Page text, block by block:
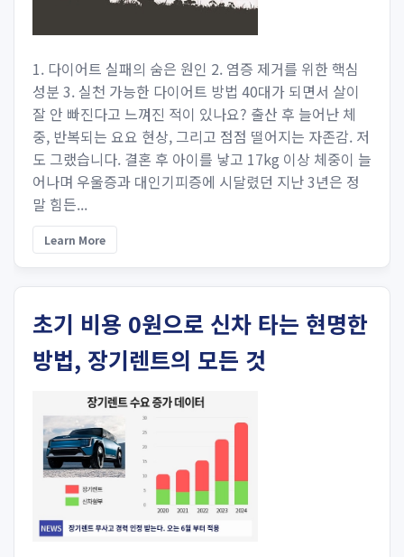
1. 다이어트 실패의 숨은 원인 2. 염증 제거를 위한 핵심
성분 3. 실천 가능한 다이어트 방법 40대가 되면서 살이
잘 안 빠진다고 느껴진 적이 있나요? 출산 후 늘어난 체
중, 반복되는 요요 현상, 그리고 점점 떨어지는 자존감. 저
도 그랬습니다. 결혼 후 아이를 낳고 17kg 이상 체중이 늘
어나며 우울증과 대인기피증에 시달렸던 지난 3년은 정
말 힘든...
Learn More
초기 비용 0원으로 신차 타는 현명한
방법, 장기렌트의 모든 것